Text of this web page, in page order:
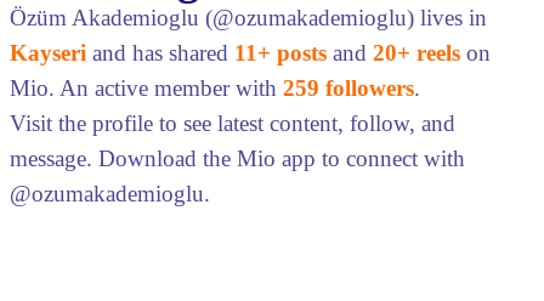
Özüm Akademioglu (@ozumakademioglu) lives in
Kayseri and has shared 11+ posts and 20+ reels on
Mio. An active member with 259 followers.
Visit the profile to see latest content, follow, and
message. Download the Mio app to connect with
@ozumakademioglu.